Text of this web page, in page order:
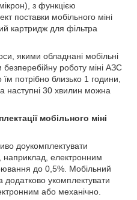
з функцією
поставки мобільного міні
картридж для фільтра
якими обладнані мобільні
роботу міні АЗС
потрібно близько 1 години,
наступні 30 хвилин можна
мобільного міні
доукомплектувати
наприклад, електронним
до 0,5%. Мобільний
укомплектувати
або механічно.